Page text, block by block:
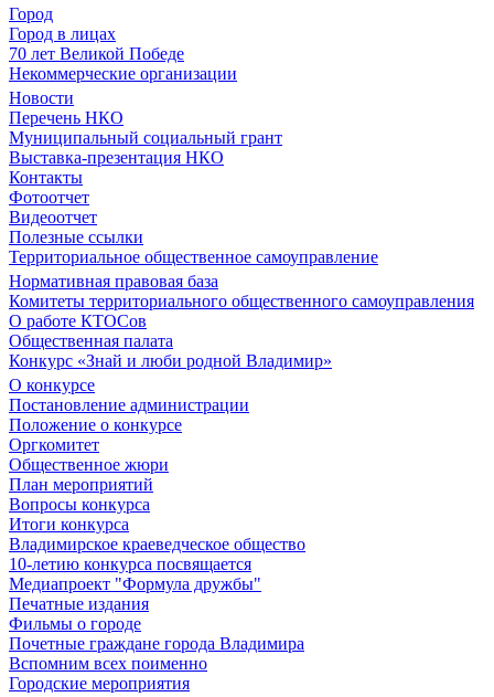
Город
Город в лицах
70 лет Великой Победе
Некоммерческие организации
Новости
Перечень НКО
Муниципальный социальный грант
Выставка-презентация НКО
Контакты
Фотоотчет
Видеоотчет
Полезные ссылки
Территориальное общественное самоуправление
Нормативная правовая база
Комитеты территориального общественного самоуправления
О работе КТОСов
Общественная палата
Конкурс «Знай и люби родной Владимир»
О конкурсе
Постановление администрации
Положение о конкурсе
Оргкомитет
Общественное жюри
План мероприятий
Вопросы конкурса
Итоги конкурса
Владимирское краеведческое общество
10-летию конкурса посвящается
Медиапроект "Формула дружбы"
Печатные издания
Фильмы о городе
Почетные граждане города Владимира
Вспомним всех поименно
Городские мероприятия